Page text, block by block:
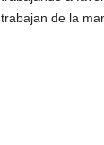
trabajan de la